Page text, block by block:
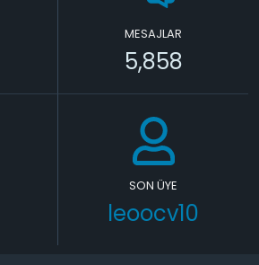
MESAJLAR
5,858
SON ÜYE
leoocv10